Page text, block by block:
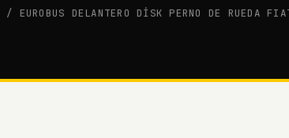
/ EUROBUS DELANTERO DİSK PERNO DE